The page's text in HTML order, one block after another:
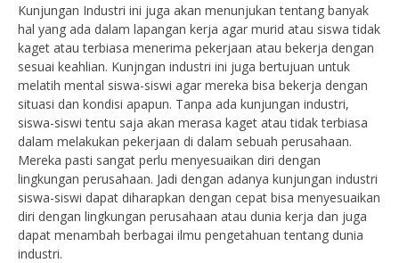
Kunjungan Industri ini juga akan menunjukan tentang banyak
hal yang ada dalam lapangan kerja agar murid atau siswa tidak
kaget atau terbiasa menerima pekerjaan atau bekerja dengan
sesuai keahlian. Kunjngan industri ini juga bertujuan untuk
melatih mental siswa-siswi agar mereka bisa bekerja dengan
situasi dan kondisi apapun. Tanpa ada kunjungan industri,
siswa-siswi tentu saja akan merasa kaget atau tidak terbiasa
dalam melakukan pekerjaan di dalam sebuah perusahaan.
Mereka pasti sangat perlu menyesuaikan diri dengan
lingkungan perusahaan. Jadi dengan adanya kunjungan industri
siswa-siswi dapat diharapkan dengan cepat bisa menyesuaikan
diri dengan lingkungan perusahaan atau dunia kerja dan juga
dapat menambah berbagai ilmu pengetahuan tentang dunia
industri.